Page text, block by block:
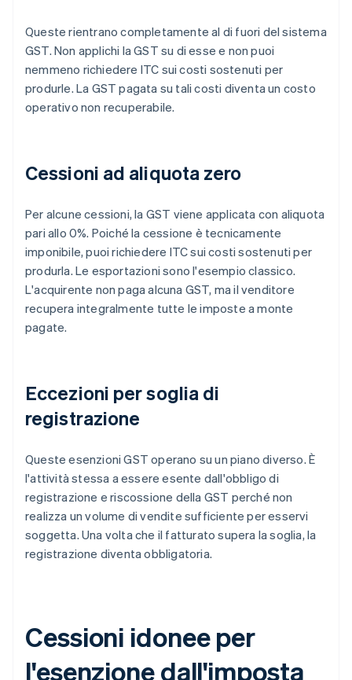
Queste rientrano completamente al di fuori del sistema
GST. Non applichi la GST su di esse e non puoi
nemmeno richiedere ITC sui costi sostenuti per
produrle. La GST pagata su tali costi diventa un costo
operativo non recuperabile.
Cessioni ad aliquota zero
Per alcune cessioni, la GST viene applicata con aliquota
pari allo 0%. Poiché la cessione è tecnicamente
imponibile, puoi richiedere ITC sui costi sostenuti per
produrla. Le esportazioni sono l'esempio classico.
L'acquirente non paga alcuna GST, ma il venditore
recupera integralmente tutte le imposte a monte
pagate.
Eccezioni per soglia di
registrazione
Queste esenzioni GST operano su un piano diverso. È
l'attività stessa a essere esente dall'obbligo di
registrazione e riscossione della GST perché non
realizza un volume di vendite sufficiente per esservi
soggetta. Una volta che il fatturato supera la soglia, la
registrazione diventa obbligatoria.
Cessioni idonee per
l'esenzione dall'imposta